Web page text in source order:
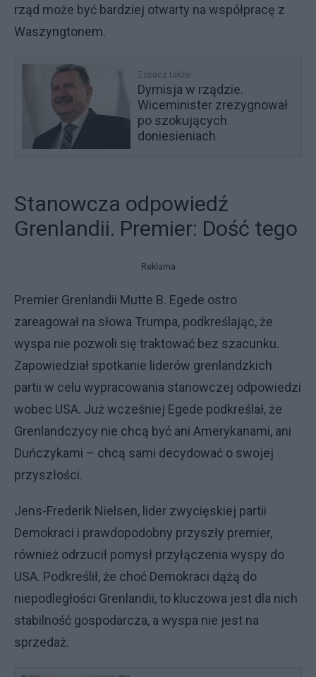
rząd może być bardziej otwarty na współpracę z
Waszyngtonem.
Zobacz także
Dymisja w rządzie.
Wiceminister zrezygnował
po szokujących
doniesieniach
Stanowcza odpowiedź
Grenlandii. Premier: Dość tego
Reklama
Premier Grenlandii Mutte B. Egede ostro
zareagował na słowa Trumpa, podkreślając, że
wyspa nie pozwoli się traktować bez szacunku.
Zapowiedział spotkanie liderów grenlandzkich
partii w celu wypracowania stanowczej odpowiedzi
wobec USA. Już wcześniej Egede podkreślał, że
Grenlandczycy nie chcą być ani Amerykanami, ani
Duńczykami – chcą sami decydować o swojej
przyszłości.
Jens-Frederik Nielsen, lider zwycięskiej partii
Demokraci i prawdopodobny przyszły premier,
również odrzucił pomysł przyłączenia wyspy do
USA. Podkreślił, że choć Demokraci dążą do
niepodległości Grenlandii, to kluczowa jest dla nich
stabilność gospodarcza, a wyspa nie jest na
sprzedaż.